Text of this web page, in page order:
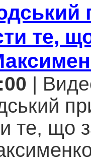
те,
|
те, що